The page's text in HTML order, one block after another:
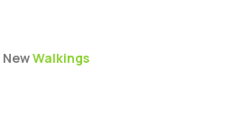
NewWalkings